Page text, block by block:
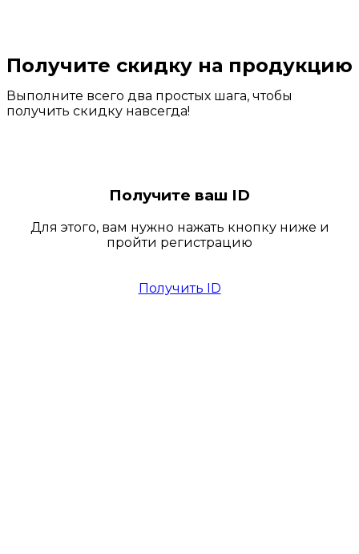
Получите скидку на продукцию
Выполните всего два простых шага, чтобы
получить скидку навсегда!
Получите ваш ID
Для этого, вам нужно нажать кнопку ниже и
пройти регистрацию
Получить ID